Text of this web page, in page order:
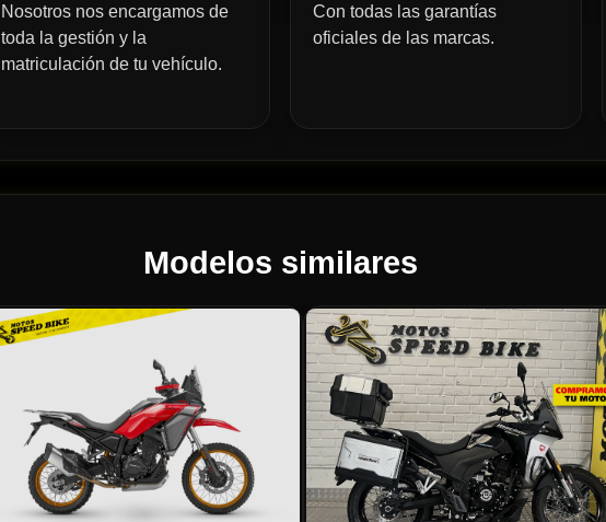
Nosotros nos encargamos de
toda la gestión y la
matriculación de tu vehículo.
Con todas las garantías
oficiales de las marcas.
Modelos similares